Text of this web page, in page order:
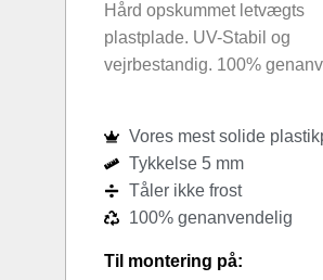
Hård opskummet letvægts
plastplade. UV-Stabil og
vejrbestandig. 100%
Vores mest solide
Tykkelse 5 mm
Tåler ikke frost
100% genanvendelig
Til montering på: